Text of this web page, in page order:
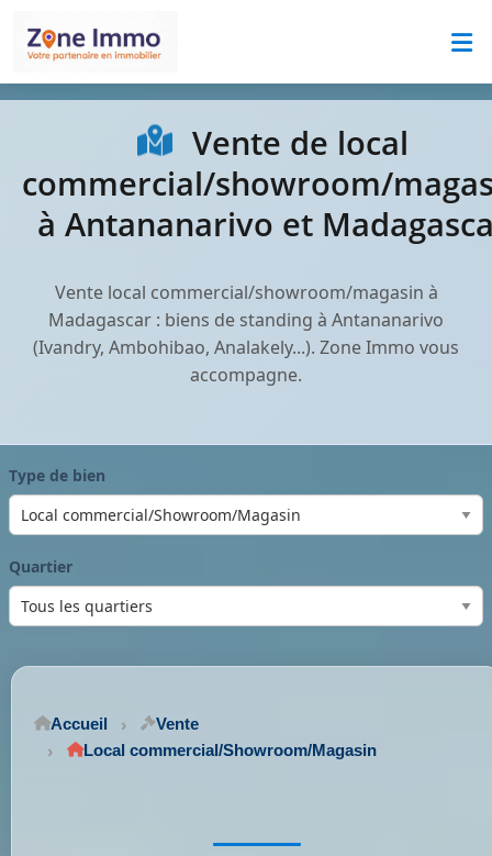
Vente de local
commercial/showroom/
à Antananarivo et
Vente local commercial/showroom/magasin à
Madagascar : biens de standing à Antananarivo
(Ivandry, Ambohibao, Analakely...). Zone Immo vous
accompagne.
Type de bien
Quartier
Accueil
Vente
Local commercial/Showroom/Magasin